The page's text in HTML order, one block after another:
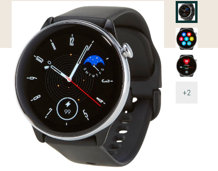
+2